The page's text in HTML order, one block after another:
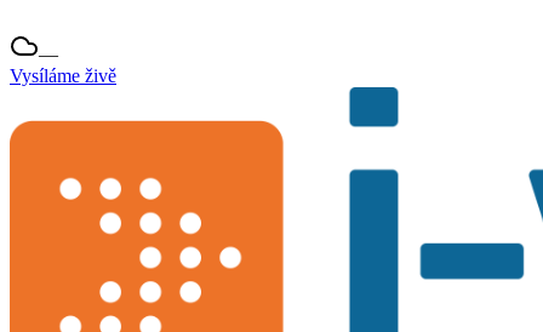
—
Vysíláme živě